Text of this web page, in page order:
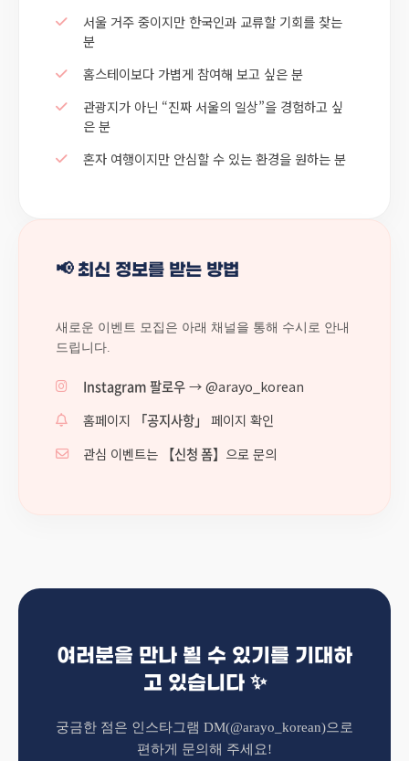
서울 거주 중이지만 한국인과 교류할 기회를 찾는
분
홈스테이보다 가볍게 참여해 보고 싶은 분
관광지가 아닌 “진짜 서울의 일상”을 경험하고 싶
은 분
혼자 여행이지만 안심할 수 있는 환경을 원하는 분
📢 최신 정보를 받는 방법
새로운 이벤트 모집은 아래 채널을 통해 수시로 안내
드립니다.
Instagram 팔로우→ @arayo_korean
홈페이지
「공지사항」
페이지 확인
관심 이벤트는
【신청 폼】 으로 문의
여러분을 만나 뵐 수 있기를 기대하
고 있습니다 ✨
궁금한 점은 인스타그램 DM(@arayo_korean)으로
편하게 문의해 주세요!